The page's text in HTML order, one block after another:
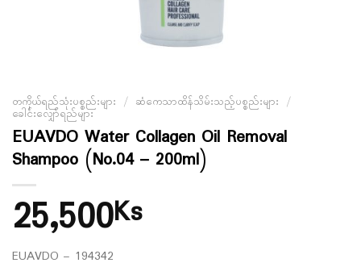
တကိုယ်ရည်သုံးပစ္စည်းများ / ဆံကေသာထိန်သိမ်းသည့်ပစ္စည်းများ /
ခေါင်းလျှော်ရည်များ
EUAVDO Water Collagen Oil Removal
Shampoo (No.04 – 200ml)
25,500Ks
EUAVDO – 194342